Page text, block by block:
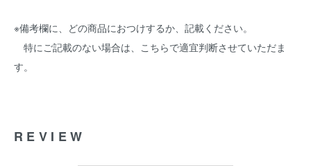
※備考欄に、どの商品におつけするか、記載ください。
特にご記載のない場合は、こちらで適宜判断させていただま
す。
REVIEW